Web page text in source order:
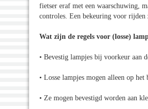
fietser eraf met een waarschuwing,
controles. Een bekeuring voor
Wat zijn de regels voor (losse)
• Bevestig lampjes bij voorkeur aan
• Losse lampjes mogen alleen op
• Ze mogen bevestigd worden aan